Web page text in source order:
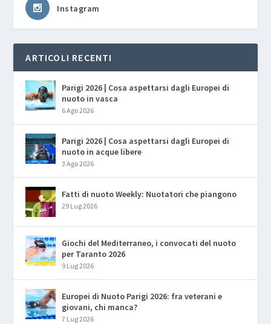
Instagram
ARTICOLI RECENTI
Parigi 2026 | Cosa aspettarsi dagli Europei di
nuoto in vasca
6 Ago 2026
Parigi 2026 | Cosa aspettarsi dagli Europei di
nuoto in acque libere
3 Ago 2026
Fatti di nuoto Weekly: Nuotatori che piangono
29 Lug 2026
Giochi del Mediterraneo, i convocati del nuoto
per Taranto 2026
9 Lug 2026
Europei di Nuoto Parigi 2026: fra veterani e
giovani, chi manca?
7 Lug 2026